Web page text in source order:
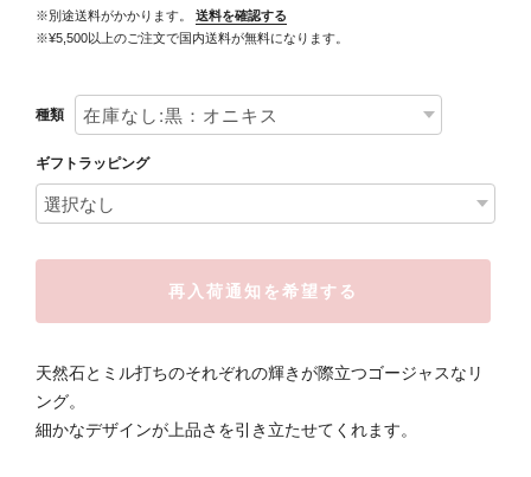
※別途送料がかかります。
送料を確認する
※¥5,500以上のご注文で国内送料が無料になります。
種類
ギフトラッピング
再入荷通知を希望する
天然石とミル打ちのそれぞれの輝きが際立つゴージャスなリ
ング。
細かなデザインが上品さを引き立たせてくれます。